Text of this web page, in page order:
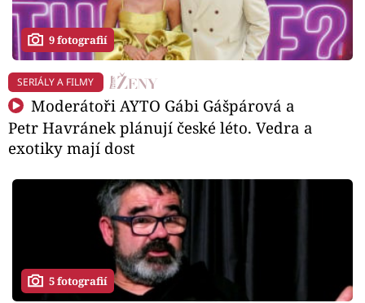
9 fotografií
SERIÁLY A FILMY
Moderátoři AYTO Gábi Gášpárová a
Petr Havránek plánují české léto. Vedra a
exotiky mají dost
5 fotografií